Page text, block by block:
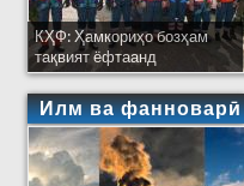
КҲФ: Ҳамкориҳо бозҳам
тақвият ёфтаанд
Илм ва фанноварӣ